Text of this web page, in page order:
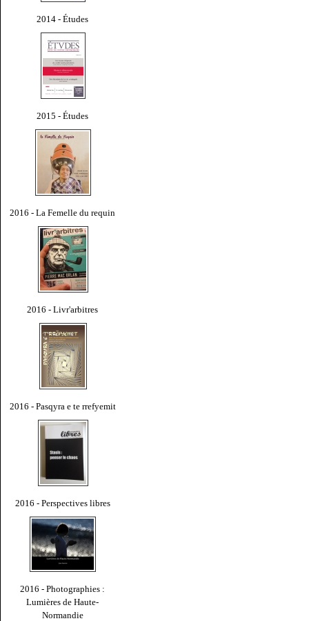
2014 - Études
2015 - Études
2016 - La Femelle du requin
2016 - Livr'arbitres
2016 - Pasqyra e te rrefyemit
2016 - Perspectives libres
2016 - Photographies :
Lumières de Haute-
Normandie